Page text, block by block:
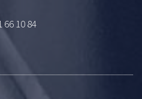
10 84